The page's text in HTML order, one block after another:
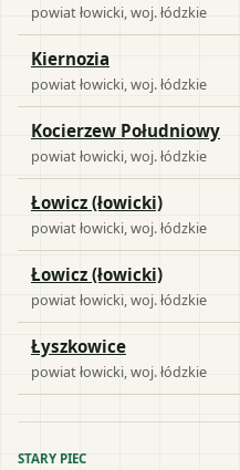
powiatłowicki , woj.łódzkie
Kiernozia
powiatłowicki , woj.łódzkie
Kocierzew Południowy
powiatłowicki , woj.łódzkie
Łowicz (łowicki)
powiatłowicki , woj.łódzkie
Łowicz (łowicki)
powiatłowicki , woj.łódzkie
Łyszkowice
powiatłowicki , woj.łódzkie
STARY PIEC